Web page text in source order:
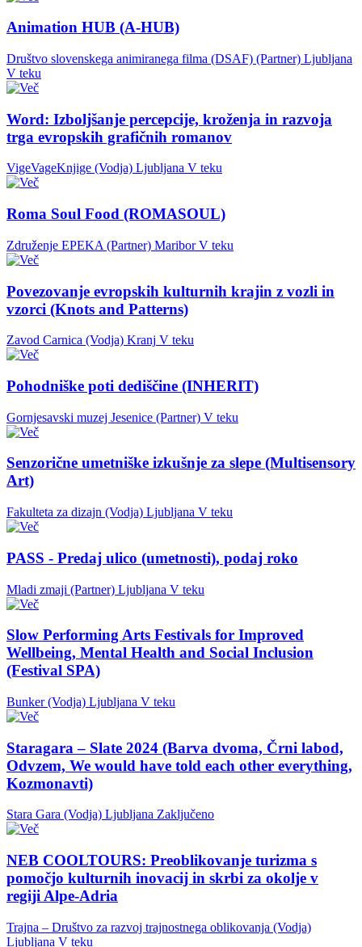
Animation HUB (A-HUB)
Društvo slovenskega animiranega filma (DSAF) (Partner) Ljubljana
V teku
Word: Izboljšanje percepcije, kroženja in razvoja
trga evropskih grafičnih romanov
VigeVageKnjige (Vodja) Ljubljana V teku
Roma Soul Food (ROMASOUL)
Združenje EPEKA (Partner) Maribor V teku
Povezovanje evropskih kulturnih krajin z vozli in
vzorci (Knots and Patterns)
Zavod Carnica (Vodja) Kranj V teku
Pohodniške poti dediščine (INHERIT)
Gornjesavski muzej Jesenice (Partner) V teku
Senzorične umetniške izkušnje za slepe (Multisensory
Art)
Fakulteta za dizajn (Vodja) Ljubljana V teku
PASS - Predaj ulico (umetnosti), podaj roko
Mladi zmaji (Partner) Ljubljana V teku
Slow Performing Arts Festivals for Improved
Wellbeing, Mental Health and Social Inclusion
(Festival SPA)
Bunker (Vodja) Ljubljana V teku
Staragara – Slate 2024 (Barva dvoma, Črni labod,
Odvzem, We would have told each other everything,
Kozmonavti)
Stara Gara (Vodja) Ljubljana Zaključeno
NEB COOLTOURS: Preoblikovanje turizma s
pomočjo kulturnih inovacij in skrbi za okolje v
regiji Alpe-Adria
Trajna – Društvo za razvoj trajnostnega oblikovanja (Vodja)
Ljubljana V teku